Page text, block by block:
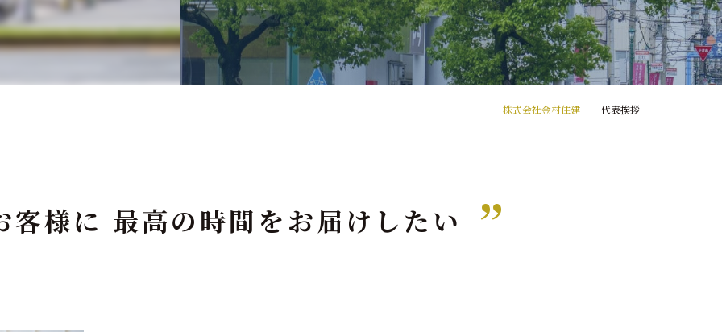
株式会社金村住建 — 代表挨拶
客様に 最高の時間をお届けしたい